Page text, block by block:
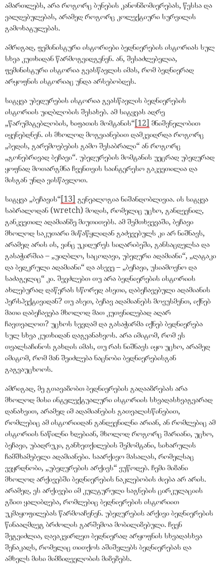
ამართლებს, არა როგორც ბუნების კანონზომიერებას, წესსა და
ვალდებულებას, არამედ როგორც კოლექტიური სურვილის
გამოხატულებას.
ამრიგად, ფემინისტური ისტორიები ბედნიერების ისტორიას სულ
სხვა კუთხიდან წარმოგვიდგენენ. ან, შესაძლებელია,
ფემინისტური ისტორია გვასწავლის იმას, რომ ბედნიერად
არყოფნის ისტორიაც უნდა არსებობდეს.
სიტყვა უბედურების ისტორია გვასწავლის ბედნიერების
ისტორიის უიღბლობის შესახებ. ამ სიტყვას ადრე
„წარუმატებლობის, ხიფათის მომტანის“[12] მნიშვნელობით
იყენებდნენ. ის მხოლოდ მოგვიანებით დამკვიდრდა როგორც
„ბედის, გარემოებების გამო შესაბრალი“ან როგორც
„გონებრივად ბეჩავი“. უბედურების მომტანის უეცრად უბედურად
ყოფნად მოთარგმნა ჩვენთვის საინტერესო გაკვეთილია და
მისგან უნდა ვისწავლოთ.
სიტყვა „ბეჩავის“[13] გენეალოგია ნიშანდობლივია. ის სიტყვა
საბრალოდან (wretch) მოდის, რომელიც უცხო, განდევნილ,
განკვეთილ ადამიანზე მიუთითებს. ამ შემთხვევაში, ბეჩავი
მხოლოდ საკუთარი მიწაწყლიდან გაძევებულს კი არ ნიშნავს,
არამედ არის ის, ვინც უკიდურეს სიღარიბეში, განსაცდელსა და
გასაჭირშია – „უიღბლო, საცოდავი, უბედური ადამიანი“, „ღატაკი
და ბედკრული ადამიანი“და ასევე – „ბეჩავი, უსიამოვნო და
საძაგელიც“ კი. შევძლებთ თუ არა ბედნიერების ისტორიის
ახლებურად დაწერას სწორედ ასეთი, დაბეჩავებული ადამიანის
პერსპექტივიდან? თუ ასეთ, ბეჩავ ადამიანებს მოვუსმენთ, იქნებ
მათი დაბეჩავება მხოლოდ მათ კუთვნილებად აღარ
ჩავთვალოთ? უცხოს სევდამ და გასაჭირმა იქნებ ბედნიერება
სულ სხვა კუთხიდან დაგვანახვოს. არა იმიტომ, რომ ეს
თვალსაჩინოს გახდის იმას, თუ რას ნიშნავს იყო უცხო, არამედ
იმიტომ, რომ მან შეიძლება ნაცნობი ბედნიერებისგან
გაგვაუცხოოს.
ამრიგად, მე გთავაზობთ ბედნიერების გადააზრებას არა
მხოლოდ მისი ინტელექტუალური ისტორიის სხვადასხვაგვარად
დანახვით, არამედ იმ ადამიანების გათვალისწინებით,
რომლებიც ამ ისტორიიდან განდევნილნი არიან, ან რომლებიც ამ
ისტორიის ნაწილნი ხდებიან, მხოლოდ როგორც შარიანი, უცხო,
ბეჩავი, უბადრუკი, განხეთქილების შემომტანი, სიხარულის
ჩამშხამებელი ადამიანები. საარქივო მასალას, რომელსაც
ვეყრდნობი, „უბედურების არქივს“ ვუწოდებ. ჩემი მიზანი
მხოლოდ არქივებში ბედნიერების ნაკლებობის ძიება არ არის.
არამედ, ეს არქივები იმ კულტურული საგნების ცირკულაციის
გზით ყალიბდება, რომლებიც ბედნიერების ისტორიით
უკმაყოფილებას წარმოაჩენენ. უბედურების არქივი ბედნიერების
წინააღმდეგ ბრძოლის გარშემოა მობილიზებული. ჩვენ
შეგვიძლია, დავაკვირდეთ ბედნიერად არყოფნის სხვადასხვა
შენაკადს, რომელიც თითქოს აშიშვლებს ბედნიერებას და
ამხელს მისი მიმზიდველობის მიზეზებს.